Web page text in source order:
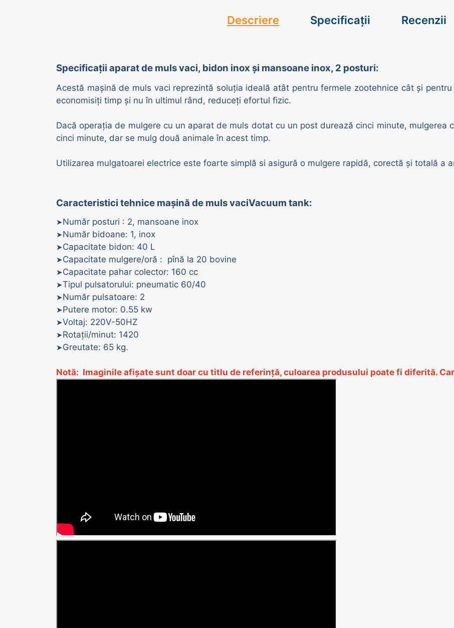
Descriere Specificații Recenzii
Specificații aparat de muls vaci, bidon inox și mansoane inox, 2 posturi:
Acestă mașină de muls vaci reprezintă soluția ideală atât pentru fermele zootehnice cât și
economisiți timp și nu în ultimul rând, reduceți efortul fizic.
Dacă operația de mulgere cu un aparat de muls dotat cu un post durează cinci minute, mulgerea
cinci minute, dar se mulg două animale în acest timp.
Utilizarea mulgatoarei electrice este foarte simplă si asigură o mulgere rapidă, corectă și totală a
Caracteristici tehnice mașină de mulsvaciVacuum tank:
➤Număr posturi : 2, mansoane inox
➤Număr bidoane: 1, inox
➤Capacitate bidon: 40 L
➤Capacitate mulgere/oră : pînă la 20 bovine
➤Capacitate pahar colector: 160 cc
➤Tipul pulsatorului: pneumatic 60/40
➤Număr pulsatoare: 2
➤Putere motor: 0.55 kw
➤Voltaj: 220V-50HZ
➤Rotații/minut: 1420
➤Greutate: 65 kg.
Notă: Imaginile afișate sunt doar cu titlu de referință, culoarea produsului poate fi diferită.